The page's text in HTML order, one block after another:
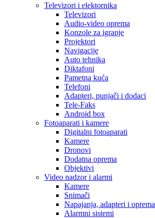
Televizori i elektornika
Televizori
Audio-video oprema
Konzole za igranje
Projektori
Navigacije
Auto tehnika
Diktafoni
Pametna kuća
Telefoni
Adapteri, punjači i dodaci
Tele-Faks
Android box
Fotoaparati i kamere
Digitalni fotoaparati
Kamere
Dronovi
Dodatna oprema
Objektivi
Video nadzor i alarmi
Kamere
Snimači
Napajanja, adapteri i oprema
Alarmni sistemi